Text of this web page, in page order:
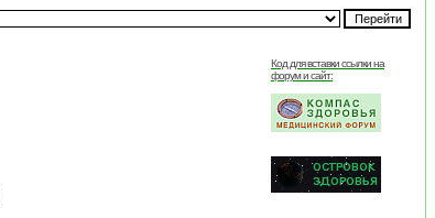
Код для вставки ссылки на
форум и сайт: